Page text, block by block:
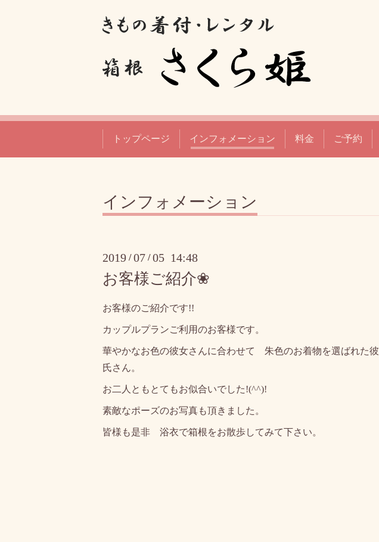
トップページ インフォメーション 料金 ご予約
インフォメーション
2019 /07 /05 14:48
お客様ご紹介❀
お客様のご紹介です!!
カップルプランご利用のお客様です。
華やかなお色の彼女さんに合わせて 朱色のお着物を選ばれた彼
氏さん。
お二人ともとてもお似合いでした!(^^)!
素敵なポーズのお写真も頂きました。
皆様も是非 浴衣で箱根をお散歩してみて下さい。